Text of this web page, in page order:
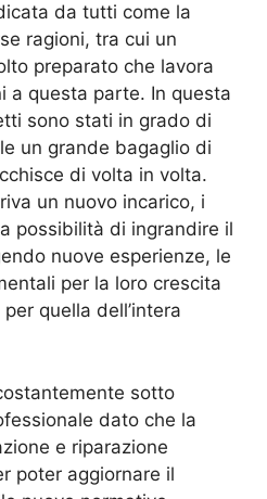
da tutti come la
ragioni, tra cui un
preparato che lavora
a questa parte. In questa
sono stati in grado di
un grande bagaglio di
di volta in volta.
un nuovo incarico, i
possibilità di ingrandire il
nuove esperienze, le
per la loro crescita
quella dell’intera
sotto
dato che la
e riparazione
poter aggiornare il